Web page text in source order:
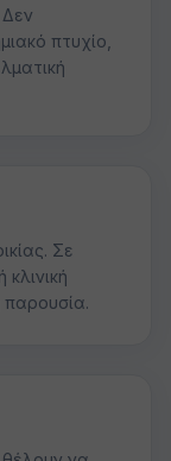
Δεν
πτυχίο,
Σε
παρουσία.